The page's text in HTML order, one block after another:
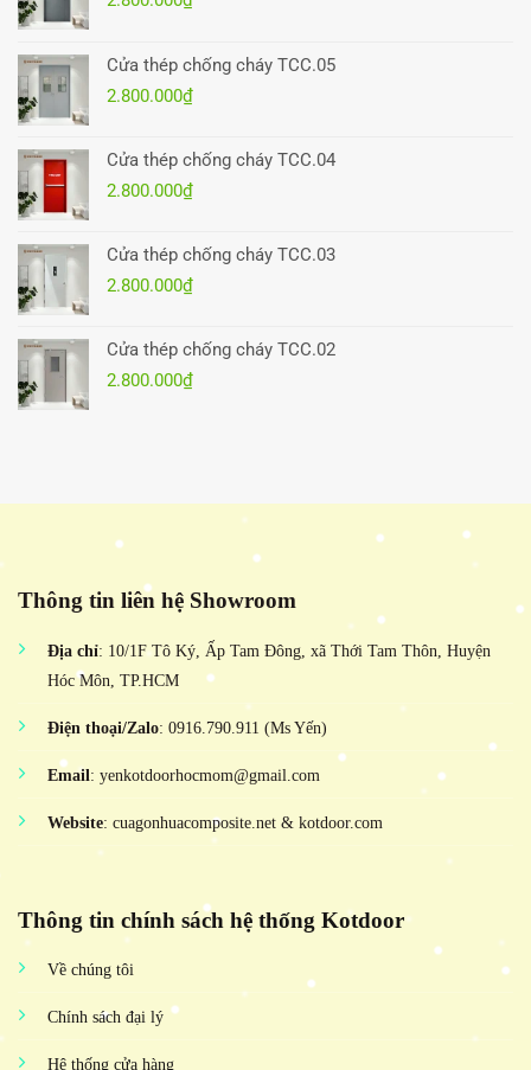
Cửa thép chống cháy TCC.05
2.800.000₫
Cửa thép chống cháy TCC.04
2.800.000₫
Cửa thép chống cháy TCC.03
2.800.000₫
Cửa thép chống cháy TCC.02
2.800.000₫
Thông tin liên hệ Showroom
Địa chỉ: 10/1F Tô Ký, Ấp Tam Đông, xã Thới Tam Thôn, Huyện
Hóc Môn, TP.HCM
Điện thoại/Zalo: 0916.790.911 (Ms Yến)
Email: yenkotdoorhocmom@gmail.com
Website: cuagonhuacomposite.net & kotdoor.com
Thông tin chính sách hệ thống Kotdoor
Về chúng tôi
Chính sách đại lý
Hệ thống cửa hàng